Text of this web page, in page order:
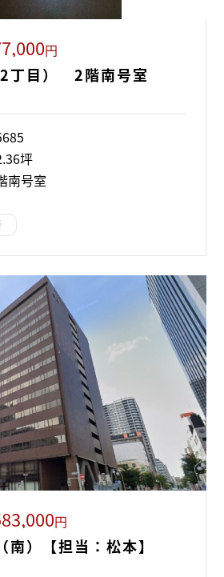
円
2丁目） 2階南号室
坪
南号室
円
）【担当：松本】